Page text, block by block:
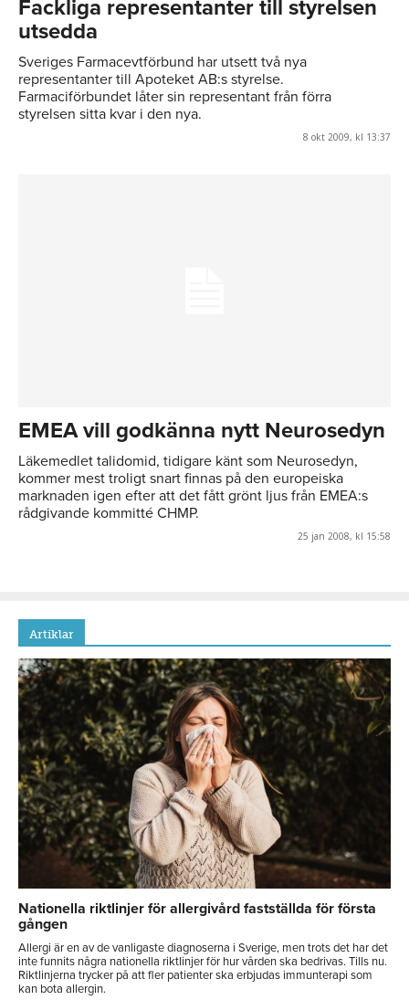
Fackliga representanter till styrelsen
utsedda
Sveriges Farmacevtförbund har utsett två nya
representanter till Apoteket AB:s styrelse.
Farmaciförbundet låter sin representant från förra
styrelsen sitta kvar i den nya.
8 okt 2009, kl 13:37
EMEA vill godkänna nytt Neurosedyn
Läkemedlet talidomid, tidigare känt som Neurosedyn,
kommer mest troligt snart finnas på den europeiska
marknaden igen efter att det fått grönt ljus från EMEA:s
rådgivande kommitté CHMP.
25 jan 2008, kl 15:58
Artiklar
Nationella riktlinjer för allergivård fastställda för första
gången
Allergi är en av de vanligaste diagnoserna i Sverige, men trots det har det
inte funnits några nationella riktlinjer för hur vården ska bedrivas. Tills nu.
Riktlinjerna trycker på att fler patienter ska erbjudas immunterapi som
kan bota allergin.